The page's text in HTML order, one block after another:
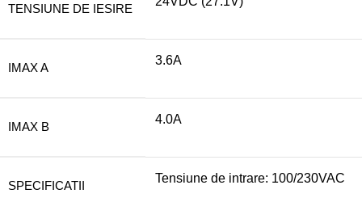
TENSIUNE DE IESIRE
IMAX A
3.6A
IMAX B
4.0A
SPECIFICATII
Tensiune de intrare: 100/230VAC